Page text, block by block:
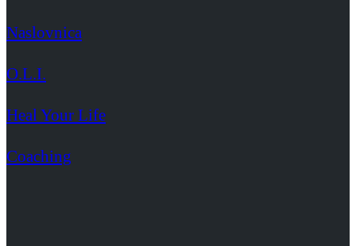
Naslovnica
O.L.I.
Heal Your Life
Coaching